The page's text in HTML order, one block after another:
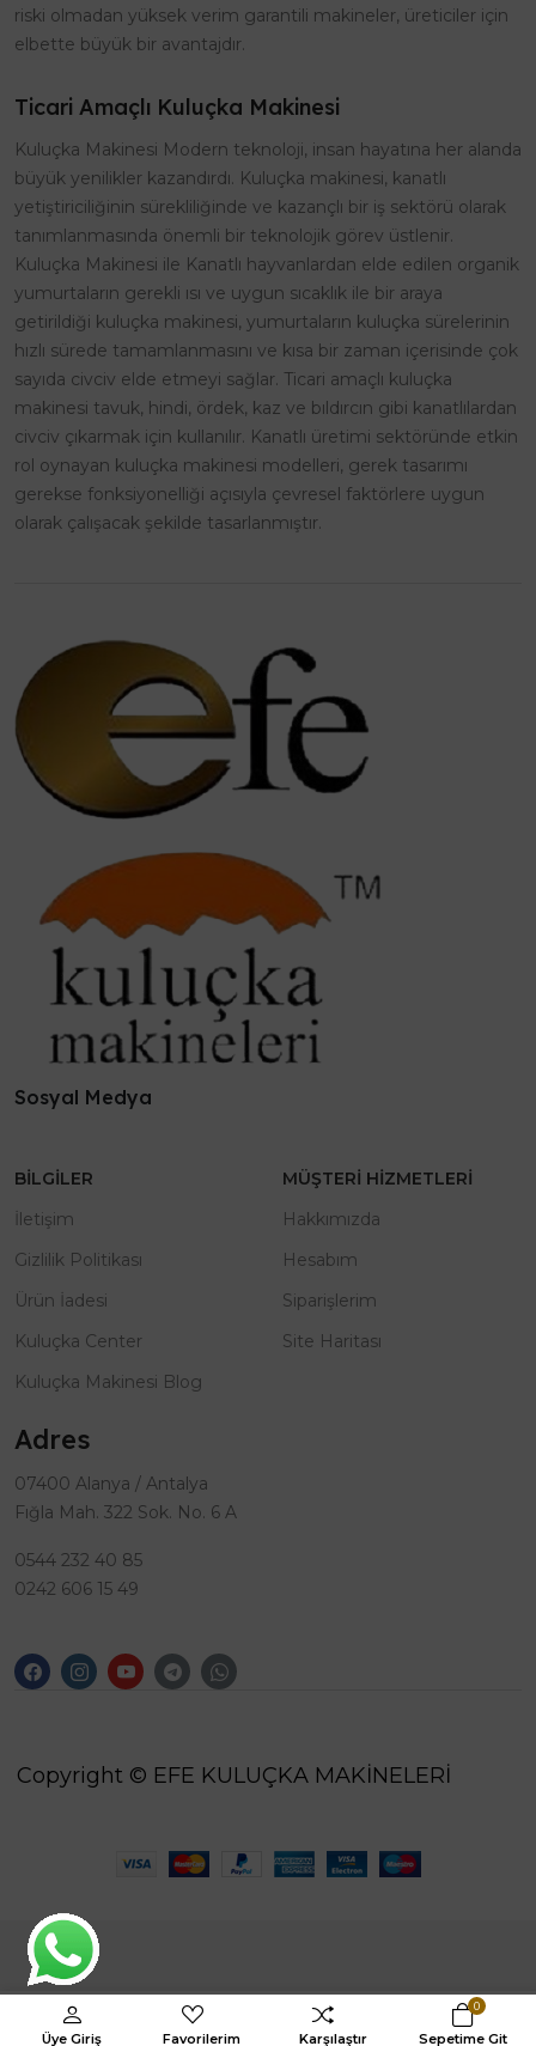
Üye Giriş Favorilerim Karşılaştır
0
Sepetime Git
riski olmadan yüksek verim garantili makineler, üreticiler için
elbette büyük bir avantajdır.
Ticari Amaçlı Kuluçka Makinesi
Kuluçka Makinesi Modern teknoloji, insan hayatına her alanda
büyük yenilikler kazandırdı. Kuluçka makinesi, kanatlı
yetiştiriciliğinin sürekliliğinde ve kazançlı bir iş sektörü olarak
tanımlanmasında önemli bir teknolojik görev üstlenir.
Kuluçka Makinesi ile Kanatlı hayvanlardan elde edilen organik
yumurtaların gerekli ısı ve uygun sıcaklık ile bir araya
getirildiği kuluçka makinesi, yumurtaların kuluçka sürelerinin
hızlı sürede tamamlanmasını ve kısa bir zaman içerisinde çok
sayıda civciv elde etmeyi sağlar. Ticari amaçlı kuluçka
makinesi tavuk, hindi, ördek, kaz ve bıldırcın gibi kanatlılardan
civciv çıkarmak için kullanılır. Kanatlı üretimi sektöründe etkin
rol oynayan kuluçka makinesi modelleri, gerek tasarımı
gerekse fonksiyonelliği açısıyla çevresel faktörlere uygun
olarak çalışacak şekilde tasarlanmıştır.
Sosyal Medya
BILGILER
İletişim
Gizlilik Politikası
Ürün İadesi
Kuluçka Center
Kuluçka Makinesi Blog
MÜŞTERI HIZMETLERI
Hakkımızda
Hesabım
Siparişlerim
Site Haritası
Adres
07400 Alanya / Antalya
Fığla Mah. 322 Sok. No. 6 A
0544 232 40 85
0242 606 15 49
Copyright © EFE KULUÇKA MAKİNELERİ